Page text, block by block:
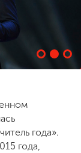
года».
года,